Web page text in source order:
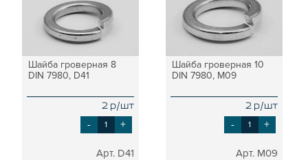
Шайба гроверная 8
DIN 7980, D41
2 р/шт
- +
D41
Шайба гроверная 10
DIN 7980, M09
2 р/шт
- +
M09